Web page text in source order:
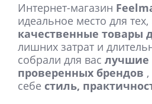
Интернет-магазин
идеальное место для тех,
качественные товары
лишних затрат и
собрали для вас лучшие
проверенных брендов
себе стиль,